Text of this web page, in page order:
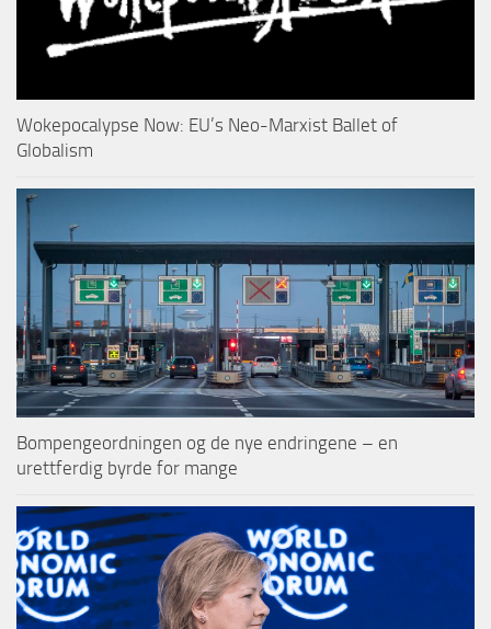
Wokepocalypse Now: EU’s Neo-Marxist Ballet of
Globalism
Bompengeordningen og de nye endringene – en
urettferdig byrde for mange